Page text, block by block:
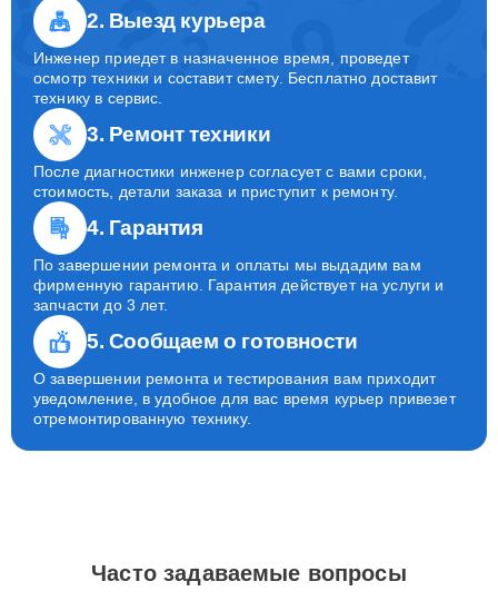
2. Выезд курьера
Инженер приедет в назначенное время, проведет
осмотр техники и составит смету. Бесплатно доставит
технику в сервис.
3. Ремонт техники
После диагностики инженер согласует с вами сроки,
стоимость, детали заказа и приступит к ремонту.
4. Гарантия
По завершении ремонта и оплаты мы выдадим вам
фирменную гарантию. Гарантия действует на услуги и
запчасти до 3 лет.
5. Сообщаем о готовности
О завершении ремонта и тестирования вам приходит
уведомление, в удобное для вас время курьер привезет
отремонтированную технику.
Часто задаваемые вопросы